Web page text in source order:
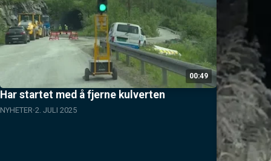
00:49
Har startet med å fjerne kulverten
NYHETER 2. JULI 2025